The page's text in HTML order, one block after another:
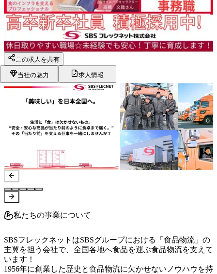
この求人を共有
当社の魅力 求人情報
私たちの事業について
SBSフレックネットはSBSグループにおける「食品物流」の
主翼を担う会社で、全国各地へ食品を運ぶ食品物流を支えて
います！
1956年に創業した歴史と食品物流に欠かせないノウハウを持